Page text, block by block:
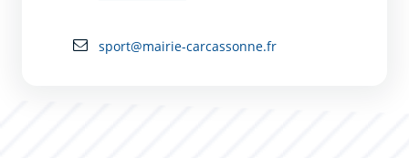
sport@mairie-carcassonne.fr